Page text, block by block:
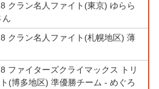
クラン名人ファイト(東京) ゆらら
ん
クラン名人ファイト(札幌地区) 薄
ファイターズクライマックス トリ
(博多地区) 準優勝チーム - めぐろ